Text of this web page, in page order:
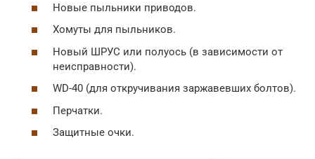
Новые пыльники приводов.
Хомуты для пыльников.
Новый ШРУС или полуось (в зависимости от
неисправности).
WD-40 (для откручивания заржавевших болтов).
Перчатки.
Защитные очки.